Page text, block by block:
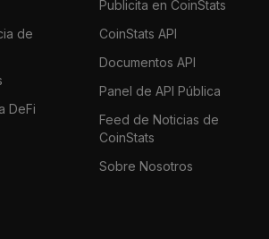
de
DeFi
Publicita en CoinStats
CoinStats API
Documentos API
Panel de API Pública
Feed de Noticias de
CoinStats
Sobre Nosotros